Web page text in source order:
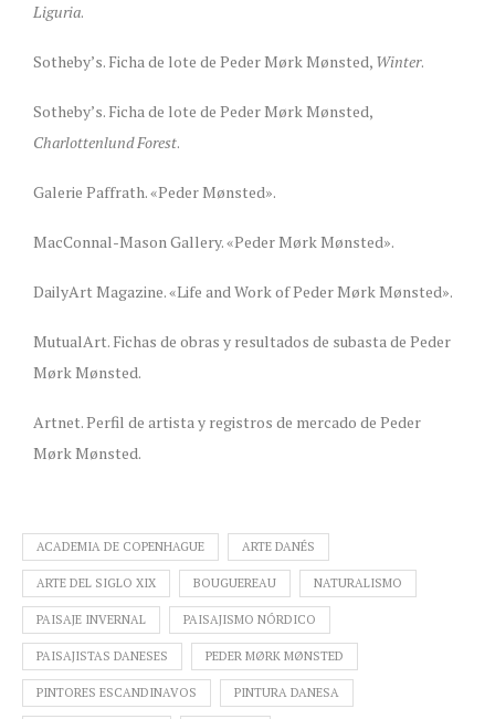
Liguria.
Sotheby’s. Ficha de lote de Peder Mørk Mønsted, Winter.
Sotheby’s. Ficha de lote de Peder Mørk Mønsted,
Charlottenlund Forest.
Galerie Paffrath. «Peder Mønsted».
MacConnal-Mason Gallery. «Peder Mørk Mønsted».
DailyArt Magazine. «Life and Work of Peder Mørk Mønsted».
MutualArt. Fichas de obras y resultados de subasta de Peder
Mørk Mønsted.
Artnet. Perfil de artista y registros de mercado de Peder
Mørk Mønsted.
ACADEMIA DE COPENHAGUE ARTE DANÉS
ARTE DEL SIGLO XIX BOUGUEREAU NATURALISMO
PAISAJE INVERNAL PAISAJISMO NÓRDICO
PAISAJISTAS DANESES PEDER MØRK MØNSTED
PINTORES ESCANDINAVOS PINTURA DANESA